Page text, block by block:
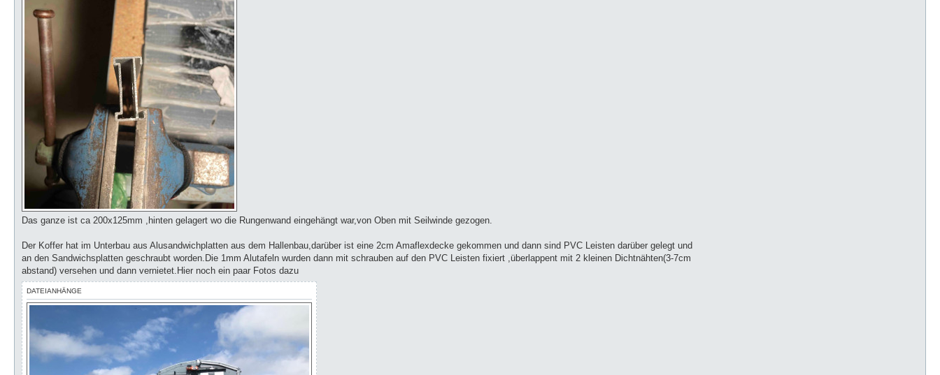
Das ganze ist ca 200x125mm ,hinten gelagert wo die Rungenwand eingehängt war,von Oben mit Seilwinde gezogen.
Der Koffer hat im Unterbau aus Alusandwichplatten aus dem Hallenbau,darüber ist eine 2cm Amaflexdecke gekommen und dann sind PVC Leisten darüber gelegt und
an den Sandwichsplatten geschraubt worden.Die 1mm Alutafeln wurden dann mit schrauben auf den PVC Leisten fixiert ,überlappent mit 2 kleinen Dichtnähten(3-7cm
abstand) versehen und dann vernietet.Hier noch ein paar Fotos dazu
DATEIANHÄNGE